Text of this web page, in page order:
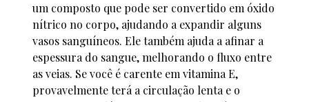
um composto que pode ser convertido em óxido
nítrico no corpo, ajudando a expandir alguns
vasos sanguíneos. Ele também ajuda a afinar a
espessura do sangue, melhorando o fluxo entre
as veias. Se você é carente em vitamina E,
provavelmente terá a circulação lenta e o